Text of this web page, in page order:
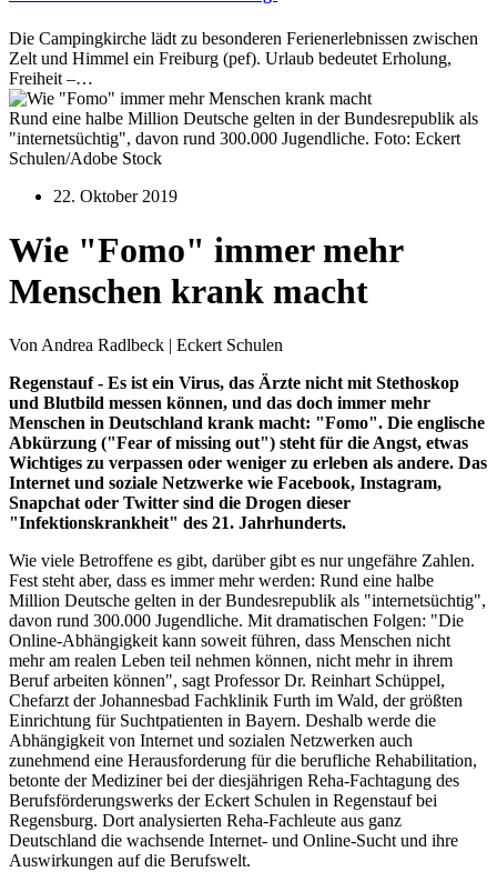
Die Campingkirche lädt zu besonderen Ferienerlebnissen zwischen
Zelt und Himmel ein Freiburg (pef). Urlaub bedeutet Erholung,
Freiheit –…
Rund eine halbe Million Deutsche gelten in der Bundesrepublik als
"internetsüchtig", davon rund 300.000 Jugendliche. Foto: Eckert
Schulen/Adobe Stock
22. Oktober 2019
Wie "Fomo" immer mehr
Menschen krank macht
Von Andrea Radlbeck | Eckert Schulen
Regenstauf - Es ist ein Virus, das Ärzte nicht mit Stethoskop
und Blutbild messen können, und das doch immer mehr
Menschen in Deutschland krank macht: "Fomo". Die englische
Abkürzung ("Fear of missing out") steht für die Angst, etwas
Wichtiges zu verpassen oder weniger zu erleben als andere. Das
Internet und soziale Netzwerke wie Facebook, Instagram,
Snapchat oder Twitter sind die Drogen dieser
"Infektionskrankheit" des 21. Jahrhunderts.
Wie viele Betroffene es gibt, darüber gibt es nur ungefähre Zahlen.
Fest steht aber, dass es immer mehr werden: Rund eine halbe
Million Deutsche gelten in der Bundesrepublik als "internetsüchtig",
davon rund 300.000 Jugendliche. Mit dramatischen Folgen: "Die
Online-Abhängigkeit kann soweit führen, dass Menschen nicht
mehr am realen Leben teil nehmen können, nicht mehr in ihrem
Beruf arbeiten können", sagt Professor Dr. Reinhart Schüppel,
Chefarzt der Johannesbad Fachklinik Furth im Wald, der größten
Einrichtung für Suchtpatienten in Bayern. Deshalb werde die
Abhängigkeit von Internet und sozialen Netzwerken auch
zunehmend eine Herausforderung für die berufliche Rehabilitation,
betonte der Mediziner bei der diesjährigen Reha-Fachtagung des
Berufsförderungswerks der Eckert Schulen in Regenstauf bei
Regensburg. Dort analysierten Reha-Fachleute aus ganz
Deutschland die wachsende Internet- und Online-Sucht und ihre
Auswirkungen auf die Berufswelt.